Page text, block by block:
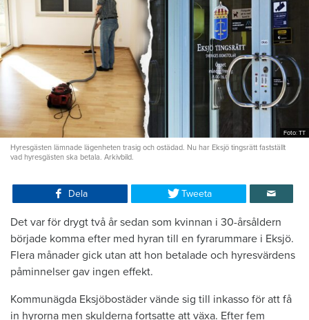
Foto: TT
Hyresgästen lämnade lägenheten trasig och ostädad. Nu har Eksjö tingsrätt fastställt
vad hyresgästen ska betala. Arkivbild.
Dela Tweeta
Det var för drygt två år sedan som kvinnan i 30-årsåldern
började komma efter med hyran till en fyrarummare i Eksjö.
Flera månader gick utan att hon betalade och hyresvärdens
påminnelser gav ingen effekt.
Kommunägda Eksjöbostäder vände sig till inkasso för att få
in hyrorna men skulderna fortsatte att växa. Efter fem